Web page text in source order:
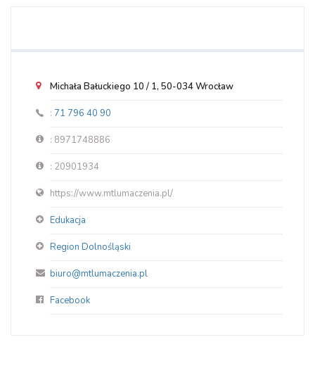
Michała Bałuckiego 10 / 1, 50-034 Wrocław
: 71 796 40 90
: 8971748886
: 20901934
https://www.mtlumaczenia.pl/
Edukacja
Region Dolnośląski
biuro@mtlumaczenia.pl
Facebook